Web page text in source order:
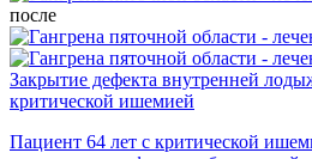
после
Закрытие дефекта внутренней
критической ишемией
Пациент 64 лет с критической